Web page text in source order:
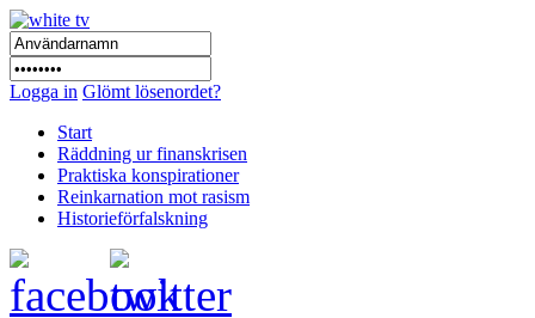
Logga in Glömt lösenordet?
Start
Räddning ur finanskrisen
Praktiska konspirationer
Reinkarnation mot rasism
Historieförfalskning